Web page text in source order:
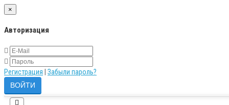
×
Авторизация
Регистрация Забыли пароль?